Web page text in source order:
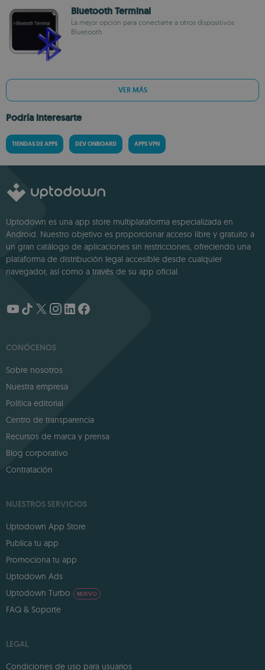
Bluetooth Terminal
La mejor opción para conectarte a otros dispositivos
Bluetooth
VER MÁS
Podría interesarte
TIENDAS DE APPS DEV ONBOARD APPS VPN
Uptodown es una app store multiplataforma especializada en
Android. Nuestro objetivo es proporcionar acceso libre y gratuito a
un gran catálogo de aplicaciones sin restricciones, ofreciendo una
plataforma de distribución legal accesible desde cualquier
navegador, así como a través de su app oficial.
CONÓCENOS
Sobre nosotros
Nuestra empresa
Política editorial
Centro de transparencia
Recursos de marca y prensa
Blog corporativo
Contratación
NUESTROS SERVICIOS
Uptodown App Store
Publica tu app
Promociona tu app
Uptodown Ads
Uptodown Turbo
NUEVO
FAQ & Soporte
LEGAL
Condiciones de uso para usuarios